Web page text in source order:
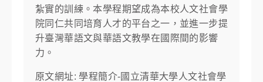
紮實的訓練。本學程期望成為本校人文社會學
院同仁共同培育人才的平台之一，並進一步提
升臺灣華語文與華語文教學在國際間的影響
力。
原文網址: 學程簡介-國立清華大學人文社會學